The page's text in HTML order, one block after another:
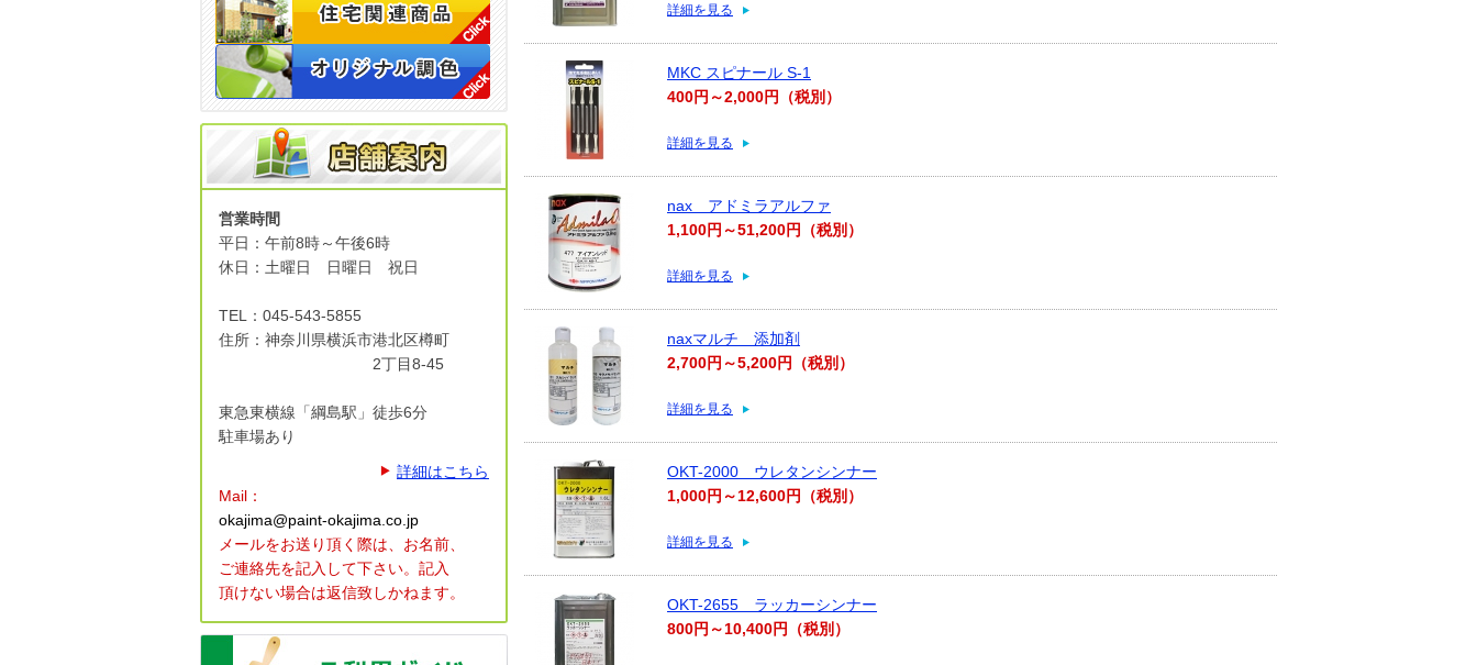
詳細を見る
MKC スピナール S-1
400円～2,000円（税別）
詳細を見る
nax アドミラアルファ
1,100円～51,200円（税別）
詳細を見る
naxマルチ 添加剤
2,700円～5,200円（税別）
詳細を見る
OKT-2000 ウレタンシンナー
1,000円～12,600円（税別）
詳細を見る
OKT-2655 ラッカーシンナー
800円～10,400円（税別）
営業時間
平日：午前8時～午後6時
休日：土曜日 日曜日 祝日
TEL：045-543-5855
住所：神奈川県横浜市港北区樽町
2丁目8-45
東急東横線「綱島駅」徒歩6分
駐車場あり
詳細はこちら
Mail：
okajima@paint-okajima.co.jp
メールをお送り頂く際は、 お名前、
ご連絡先を記入して下さい。 記入
頂けない場合は返信致しかねます。